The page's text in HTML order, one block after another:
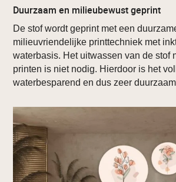
Duurzaam en milieubewust geprint
De stof wordt geprint met een
milieuvriendelijke printtechniek met
waterbasis. Het uitwassen van de stof
printen is niet nodig. Hierdoor is het
waterbesparend en dus zeer